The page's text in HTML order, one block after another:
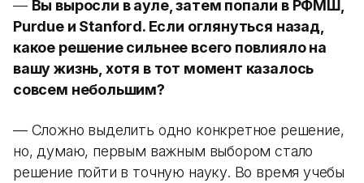
— Вы выросли в ауле, затем попали в РФМШ,
Purdue и Stanford. Если оглянуться назад,
какое решение сильнее всего повлияло на
вашу жизнь, хотя в тот момент казалось
совсем небольшим?
— Сложно выделить одно конкретное решение,
но, думаю, первым важным выбором стало
решение пойти в точную науку. Во время учебы